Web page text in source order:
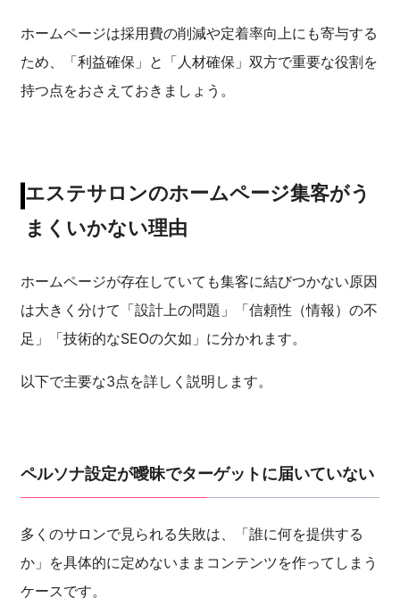
ホームページは採用費の削減や定着率向上にも寄与する
ため、「利益確保」と「人材確保」双方で重要な役割を
持つ点をおさえておきましょう。
エステサロンのホームページ集客がう
まくいかない理由
ホームページが存在していても集客に結びつかない原因
は大きく分けて「設計上の問題」「信頼性（情報）の不
足」「技術的なSEOの欠如」に分かれます。
以下で主要な3点を詳しく説明します。
ペルソナ設定が曖昧でターゲットに届いていない
多くのサロンで見られる失敗は、「誰に何を提供する
か」を具体的に定めないままコンテンツを作ってしまう
ケースです。